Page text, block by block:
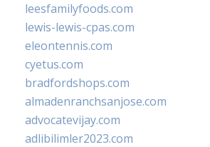
leesfamilyfoods.com
lewis-lewis-cpas.com
eleontennis.com
cyetus.com
bradfordshops.com
almadenranchsanjose.com
advocatevijay.com
adlibilimler2023.com